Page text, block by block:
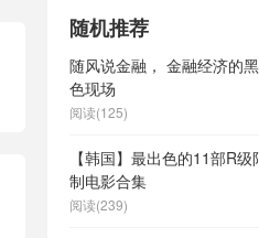
随机推荐
随风说金融， 金融经济的黑
色现场
阅读(125)
【韩国】最出色的11部R级
制电影合集
阅读(239)